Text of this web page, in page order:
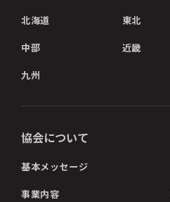
北海道 東北
中部 近畿
九州
協会について
基本メッセージ
事業内容